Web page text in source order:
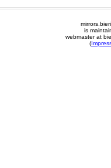
is
webmaster at
(